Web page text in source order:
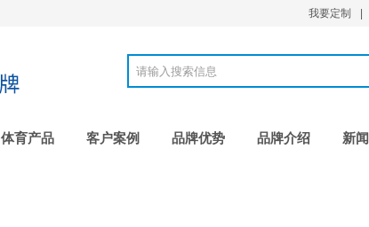
我要定制
体育产品 客户案例 品牌优势 品牌介绍 新